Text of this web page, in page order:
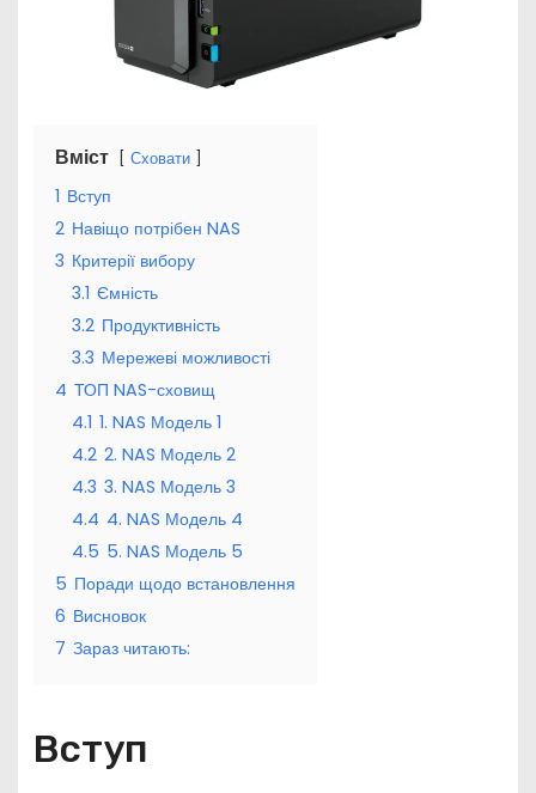
Вміст Сховати
1 Вступ
2 Навіщо потрібен NAS
3 Критерії вибору
3.1 Ємність
3.2 Продуктивність
3.3 Мережеві можливості
4 ТОП NAS-сховищ
4.1 1. NAS Модель 1
4.2 2. NAS Модель 2
4.3 3. NAS Модель 3
4.4 4. NAS Модель 4
4.5 5. NAS Модель 5
5 Поради щодо встановлення
6 Висновок
7 Зараз читають:
Вступ